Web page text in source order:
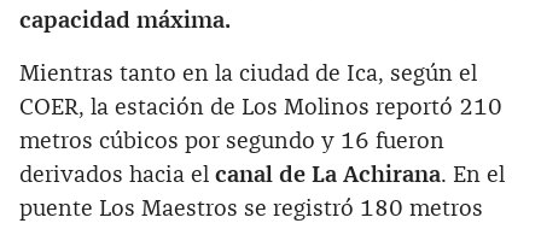
capacidad máxima.
Mientras tanto en la ciudad de Ica, según el
COER, la estación de Los Molinos reportó 210
metros cúbicos por segundo y 16 fueron
derivados hacia el canal de La Achirana. En el
puente Los Maestros se registró 180 metros